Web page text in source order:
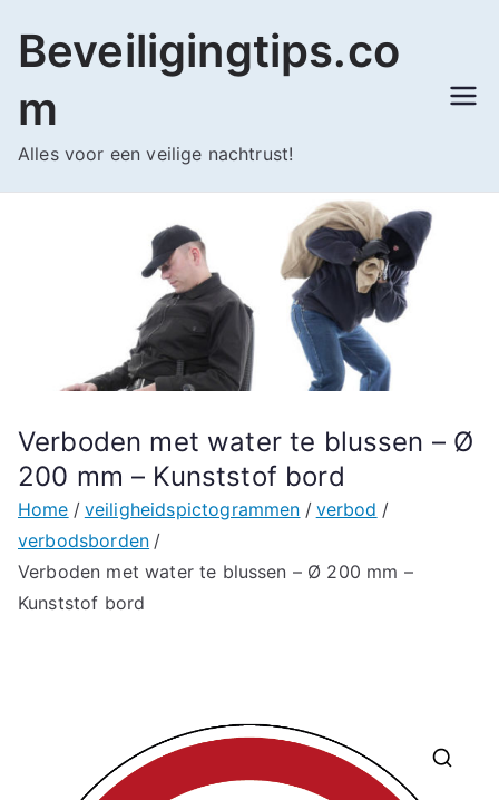
naar
inhoud
Beveiligingtips.co
m
Alles voor een veilige nachtrust!
Verboden met water te blussen – Ø
200 mm – Kunststof bord
Home veiligheidspictogrammen
verbod
verbodsborden
Verboden met water te blussen – Ø 200 mm –
Kunststof bord